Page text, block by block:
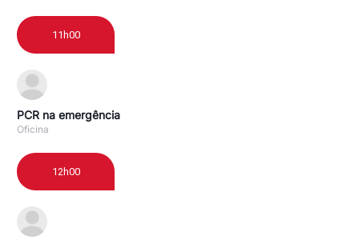
PCR na emergência
Oficina
11h00
12h00